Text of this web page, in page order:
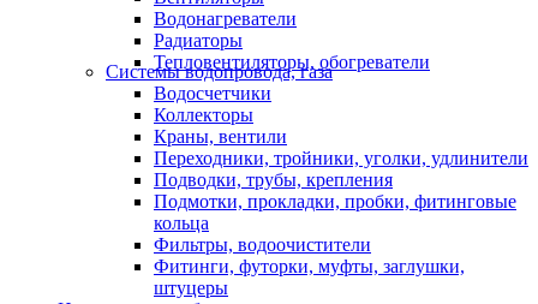
Водонагреватели
Радиаторы
Тепловентиляторы, обогреватели
Системы водопровода, газа
Водосчетчики
Коллекторы
Краны, вентили
Переходники, тройники, уголки, удлинители
Подводки, трубы, крепления
Подмотки, прокладки, пробки, фитинговые
кольца
Фильтры, водоочистители
Фитинги, футорки, муфты, заглушки,
штуцеры